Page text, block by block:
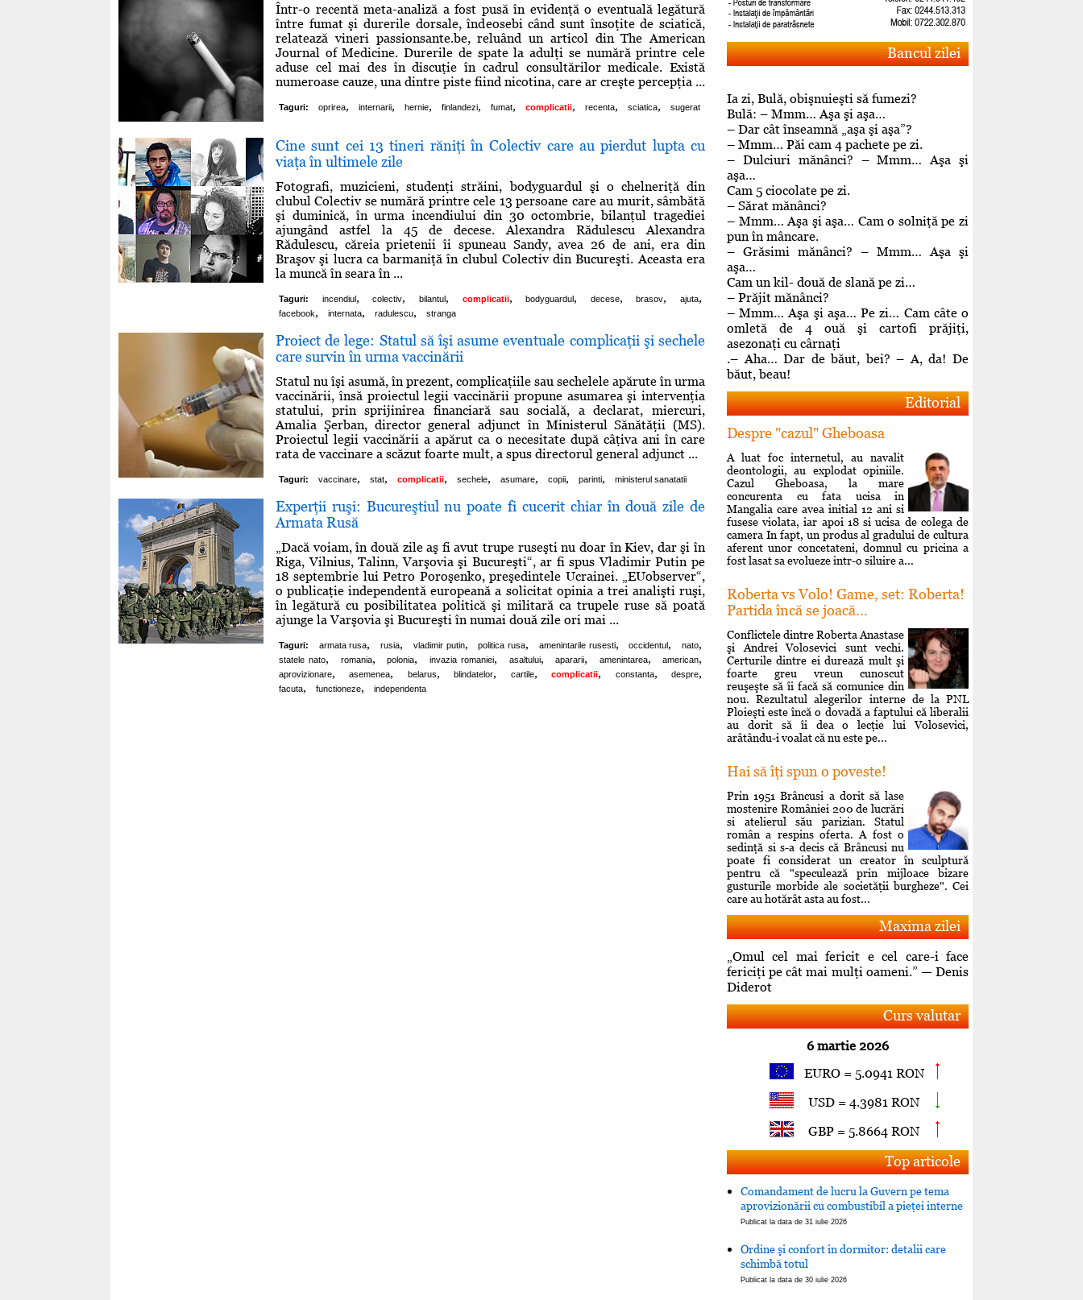
Într-o recentă meta-analiză a fost pusă în evidenţă o eventuală legătură
între fumat şi durerile dorsale, îndeosebi când sunt însoţite de sciatică,
relatează vineri passionsante.be, reluând un articol din The American
Journal of Medicine. Durerile de spate la adulţi se numără printre cele
aduse cel mai des în discuţie în cadrul consultărilor medicale. Există
numeroase cauze, una dintre piste fiind nicotina, care ar creşte percepţia ...
Taguri: oprirea, internarii, hernie, finlandezi, fumat, complicatii, recenta, sciatica, sugerat
Cine sunt cei 13 tineri răniţi în Colectiv care au pierdut lupta cu
viaţa în ultimele zile
Fotografi, muzicieni, studenţi străini, bodyguardul şi o chelneriţă din
clubul Colectiv se numără printre cele 13 persoane care au murit, sâmbătă
şi duminică, în urma incendiului din 30 octombrie, bilanţul tragediei
ajungând astfel la 45 de decese. Alexandra Rădulescu Alexandra
Rădulescu, căreia prietenii îi spuneau Sandy, avea 26 de ani, era din
Braşov şi lucra ca barmaniţă în clubul Colectiv din Bucureşti. Aceasta era
la muncă în seara în ...
Taguri: incendiul, colectiv, bilantul, complicatii, bodyguardul, decese, brasov, ajuta,
facebook, internata, radulescu, stranga
Proiect de lege: Statul să îşi asume eventuale complicaţii şi sechele
care survin în urma vaccinării
Statul nu îşi asumă, în prezent, complicaţiile sau sechelele apărute în urma
vaccinării, însă proiectul legii vaccinării propune asumarea şi intervenţia
statului, prin sprijinirea financiară sau socială, a declarat, miercuri,
Amalia Şerban, director general adjunct în Ministerul Sănătăţii (MS).
Proiectul legii vaccinării a apărut ca o necesitate după câţiva ani în care
rata de vaccinare a scăzut foarte mult, a spus directorul general adjunct ...
Taguri: vaccinare, stat, complicatii, sechele, asumare, copii, parinti, ministerul sanatatii
Experţii ruşi: Bucureştiul nu poate fi cucerit chiar în două zile de
Armata Rusă
„Dacă voiam, în două zile aş fi avut trupe ruseşti nu doar în Kiev, dar şi în
Riga, Vilnius, Talinn, Varşovia şi Bucureşti“, ar fi spus Vladimir Putin pe
18 septembrie lui Petro Poroşenko, preşedintele Ucrainei. „EUobserver“,
o publicaţie independentă europeană a solicitat opinia a trei analişti ruşi,
în legătură cu posibilitatea politică şi militară ca trupele ruse să poată
ajunge la Varşovia şi Bucureşti în numai două zile ori mai ...
Taguri: armata rusa, rusia, vladimir putin, politica rusa, amenintarile rusesti, occidentul, nato,
statele nato, romania, polonia, invazia romaniei, asaltului, apararii, amenintarea, american,
aprovizionare, asemenea, belarus, blindatelor, cartile, complicatii, constanta, despre,
facuta, functioneze, independenta
Bancul zilei
Ia zi, Bulă, obişnuieşti să fumezi?
Bulă: – Mmm… Aşa şi aşa…
– Dar cât înseamnă „aşa şi aşa”?
– Mmm… Păi cam 4 pachete pe zi.
– Dulciuri mănânci? – Mmm… Aşa şi
aşa…
Cam 5 ciocolate pe zi.
– Sărat mănânci?
– Mmm… Aşa şi aşa… Cam o solniţă pe zi
pun în mâncare.
– Grăsimi mănânci? – Mmm… Aşa şi
aşa…
Cam un kil- două de slană pe zi…
– Prăjit mănânci?
– Mmm… Aşa şi aşa… Pe zi… Cam câte o
omletă de 4 ouă şi cartofi prăjiţi,
asezonaţi cu cârnaţi
.– Aha… Dar de băut, bei? – A, da! De
băut, beau!
Editorial
Despre "cazul" Gheboasa
A luat foc internetul, au navalit
deontologii, au explodat opiniile.
Cazul Gheboasa, la mare
concurenta cu fata ucisa in
Mangalia care avea initial 12 ani si
fusese violata, iar apoi 18 si ucisa de colega de
camera In fapt, un produs al gradului de cultura
aferent unor concetateni, domnul cu pricina a
fost lasat sa evolueze intr-o siluire a...
Roberta vs Volo! Game, set: Roberta!
Partida încă se joacă...
Conflictele dintre Roberta Anastase
şi Andrei Volosevici sunt vechi.
Certurile dintre ei durează mult şi
foarte greu vreun cunoscut
reuşeşte să îi facă să comunice din
nou. Rezultatul alegerilor interne de la PNL
Ploieşti este încă o dovadă a faptului că liberalii
au dorit să îi dea o lecţie lui Volosevici,
arâtându-i voalat că nu este pe...
Hai să îţi spun o poveste!
Prin 1951 Brâncusi a dorit să lase
mostenire României 200 de lucrări
si atelierul său parizian. Statul
român a respins oferta. A fost o
sedinţă si s-a decis că Brâncusi nu
poate fi considerat un creator în sculptură
pentru că "speculează prin mijloace bizare
gusturile morbide ale societăţii burgheze". Cei
care au hotărât asta au fost...
Maxima zilei
„Omul cel mai fericit e cel care-i face
fericiţi pe cât mai mulţi oameni.” — Denis
Diderot
Curs valutar
6 martie 2026
EURO = 5.0941 RON
USD = 4.3981 RON
GBP = 5.8664 RON
Top articole
Comandament de lucru la Guvern pe tema
aprovizionării cu combustibil a pieţei interne
Publicat la data de 31 iulie 2026
Ordine şi confort in dormitor: detalii care
schimbă totul
Publicat la data de 30 iulie 2026